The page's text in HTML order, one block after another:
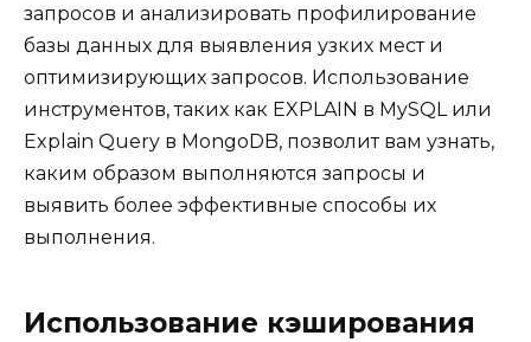
запросов и анализировать профилирование
базы данных для выявления узких мест и
оптимизирующих запросов. Использование
инструментов, таких как EXPLAIN в MySQL или
Explain Query в MongoDB, позволит вам узнать,
каким образом выполняются запросы и
выявить более эффективные способы их
выполнения.
Использование кэширования